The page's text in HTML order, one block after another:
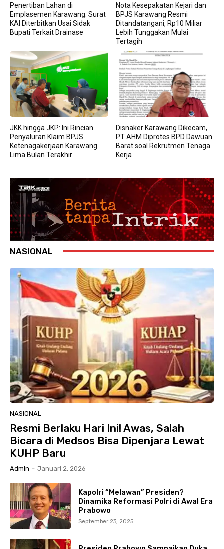
Penertiban Lahan di
Emplasemen Karawang: Surat
KAI Diterbitkan Usai Sidak
Bupati Terkait Drainase
Nota Kesepakatan Kejari dan
BPJS Karawang Resmi
Ditandatangani, Rp10 Miliar
Lebih Tunggakan Mulai
Tertagih
JKK hingga JKP: Ini Rincian
Penyaluran Klaim BPJS
Ketenagakerjaan Karawang
Lima Bulan Terakhir
Disnaker Karawang Dikecam,
PT AHM Diprotes BPD Dawuan
Barat soal Rekrutmen Tenaga
Kerja
NASIONAL
NASIONAL
Resmi Berlaku Hari Ini! Awas, Salah
Bicara di Medsos Bisa Dipenjara Lewat
KUHP Baru
Admin - Januari 2, 2026
Kapolri “Melawan” Presiden?
Dinamika Reformasi Polri di Awal Era
Prabowo
September 23, 2025